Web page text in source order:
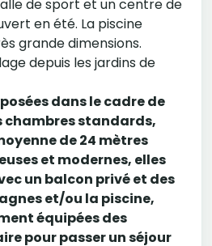
de sport et un centre de
en été. La piscine
grande dimensions.
depuis les jardins de
dans le cadre de
chambres standards,
de 24 mètres
et modernes, elles
un balcon privé et des
et/ou la piscine,
équipées des
pour passer un séjour